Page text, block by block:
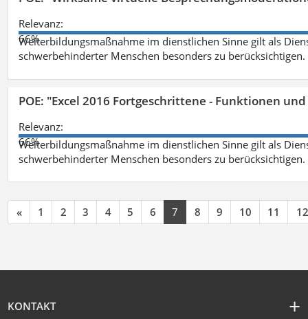
Relevanz:
66%
Weiterbildungsmaßnahme im dienstlichen Sinne gilt als
schwerbehinderter Menschen besonders zu berücksichtigen.
POE: "Excel 2016 Fortgeschrittene - Funktionen
Relevanz:
66%
Weiterbildungsmaßnahme im dienstlichen Sinne gilt als
schwerbehinderter Menschen besonders zu berücksichtigen.
« 1 2 3 4 5 6 7 8 9 10 11 12
KONTAKT